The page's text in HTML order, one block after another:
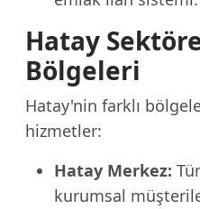
Hatay
Bölgeleri
Hatay'nin farklı
hizmetler:
Hatay Merkez:
kurumsal